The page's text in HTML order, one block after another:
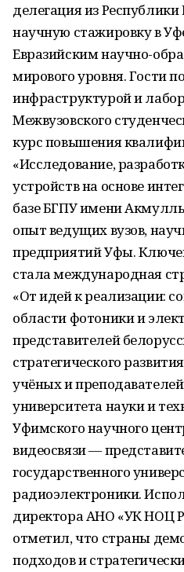
делегация из
научную стажировку в
Евразийским научно-
мирового уровня. Гости
инфраструктурой и
Межвузовского
курс повышения
«Исследование,
устройств на основе
базе БГПУ имени
опыт ведущих вузов,
предприятий Уфы.
стала международная
«От идей к реализации:
области фотоники и
представителей
стратегического
учёных и
университета науки и
Уфимского научного
видеосвязи —
государственного
радиоэлектроники.
директора АНО «УК НОЦ
отметил, что страны
подходов и